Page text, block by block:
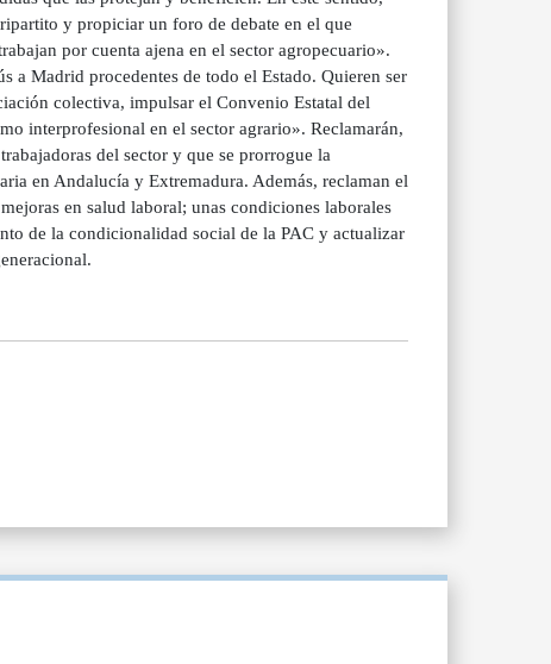
y propiciar un foro de debate en el que
por cuenta ajena en el sector agropecuario».
a Madrid procedentes de todo el Estado. Quieren ser
colectiva, impulsar el Convenio Estatal del
interprofesional en el sector agrario». Reclamarán,
del sector y que se prorrogue la
en Andalucía y Extremadura. Además, reclaman el
en salud laboral; unas condiciones laborales
de la condicionalidad social de la PAC y actualizar